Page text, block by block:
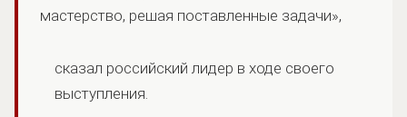
мастерство, решая поставленные задачи»,
сказал российский лидер в ходе своего
выступления.